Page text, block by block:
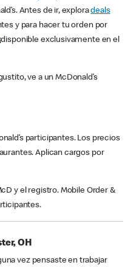
Antes de ir, exploradeals
y para hacer tu orden por
exclusivamente en el
ve a un McDonald’s
participantes. Los precios
Aplican cargos por
y el registro. Mobile Order &
OH
vez pensaste en trabajar